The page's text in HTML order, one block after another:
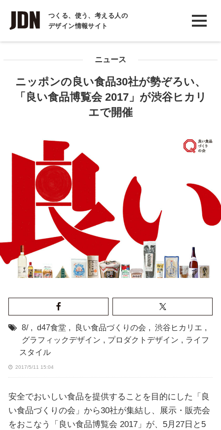
つくる、使う、考える人の
デザイン情報サイト
INTERVIEW
インタビュー
COLUMN
ニュース
ニッポンの良い食品30社が勢ぞろい、
「良い食品博覧会 2017」が渋谷ヒカリ
エで開催
8/ , d47食堂 , 良い食品づくりの会 , 渋谷ヒカリエ ,
グラフィックデザイン , プロダクトデザイン , ライフ
スタイル
2017/5/11 15:04
安全でおいしい食品を提供することを目的にした「良
い食品づくりの会」から30社が集結し、展示・販売会
をおこなう「良い食品博覧会 2017」が、5月27日と5